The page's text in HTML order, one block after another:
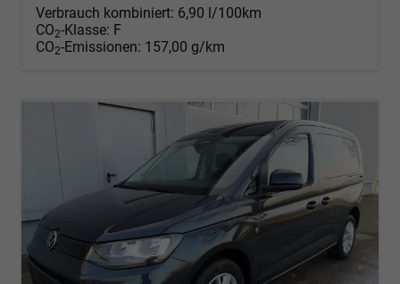
Verbrauch kombiniert: 6,90 l/100km
CO2-Klasse: F
CO2-Emissionen: 157,00 g/km